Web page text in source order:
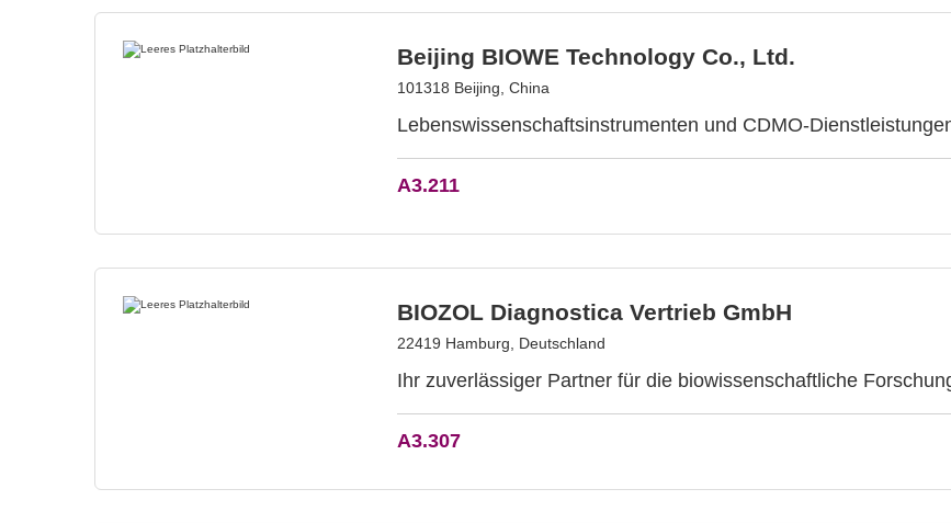
Beijing BIOWE Technology Co., Ltd.
101318 Beijing, China
Lebenswissenschaftsinstrumenten und CDMO-
A3.211
BIOZOL Diagnostica Vertrieb GmbH
22419 Hamburg, Deutschland
Ihr zuverlässiger Partner für die biowissenschaftliche
A3.307